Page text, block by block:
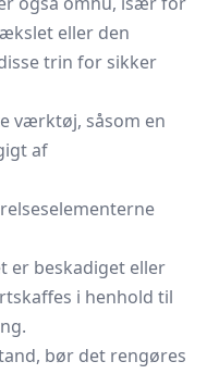
eller den
trin for sikker
værktøj, såsom en
af
er beskadiget eller
i henhold til
bør det rengøres